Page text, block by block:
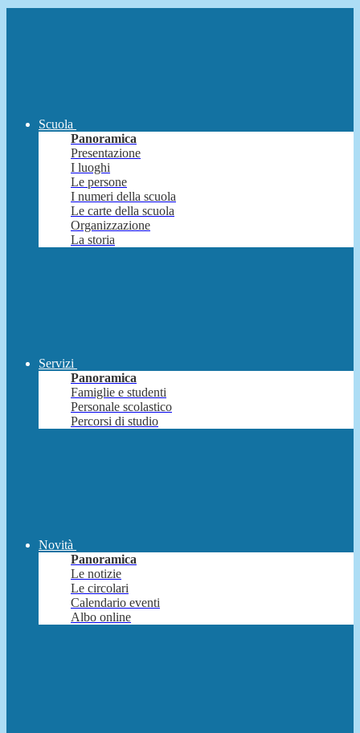
Scuola
Panoramica
Presentazione
I luoghi
Le persone
I numeri della scuola
Le carte della scuola
Organizzazione
La storia
Servizi
Panoramica
Famiglie e studenti
Personale scolastico
Percorsi di studio
Novità
Panoramica
Le notizie
Le circolari
Calendario eventi
Albo online